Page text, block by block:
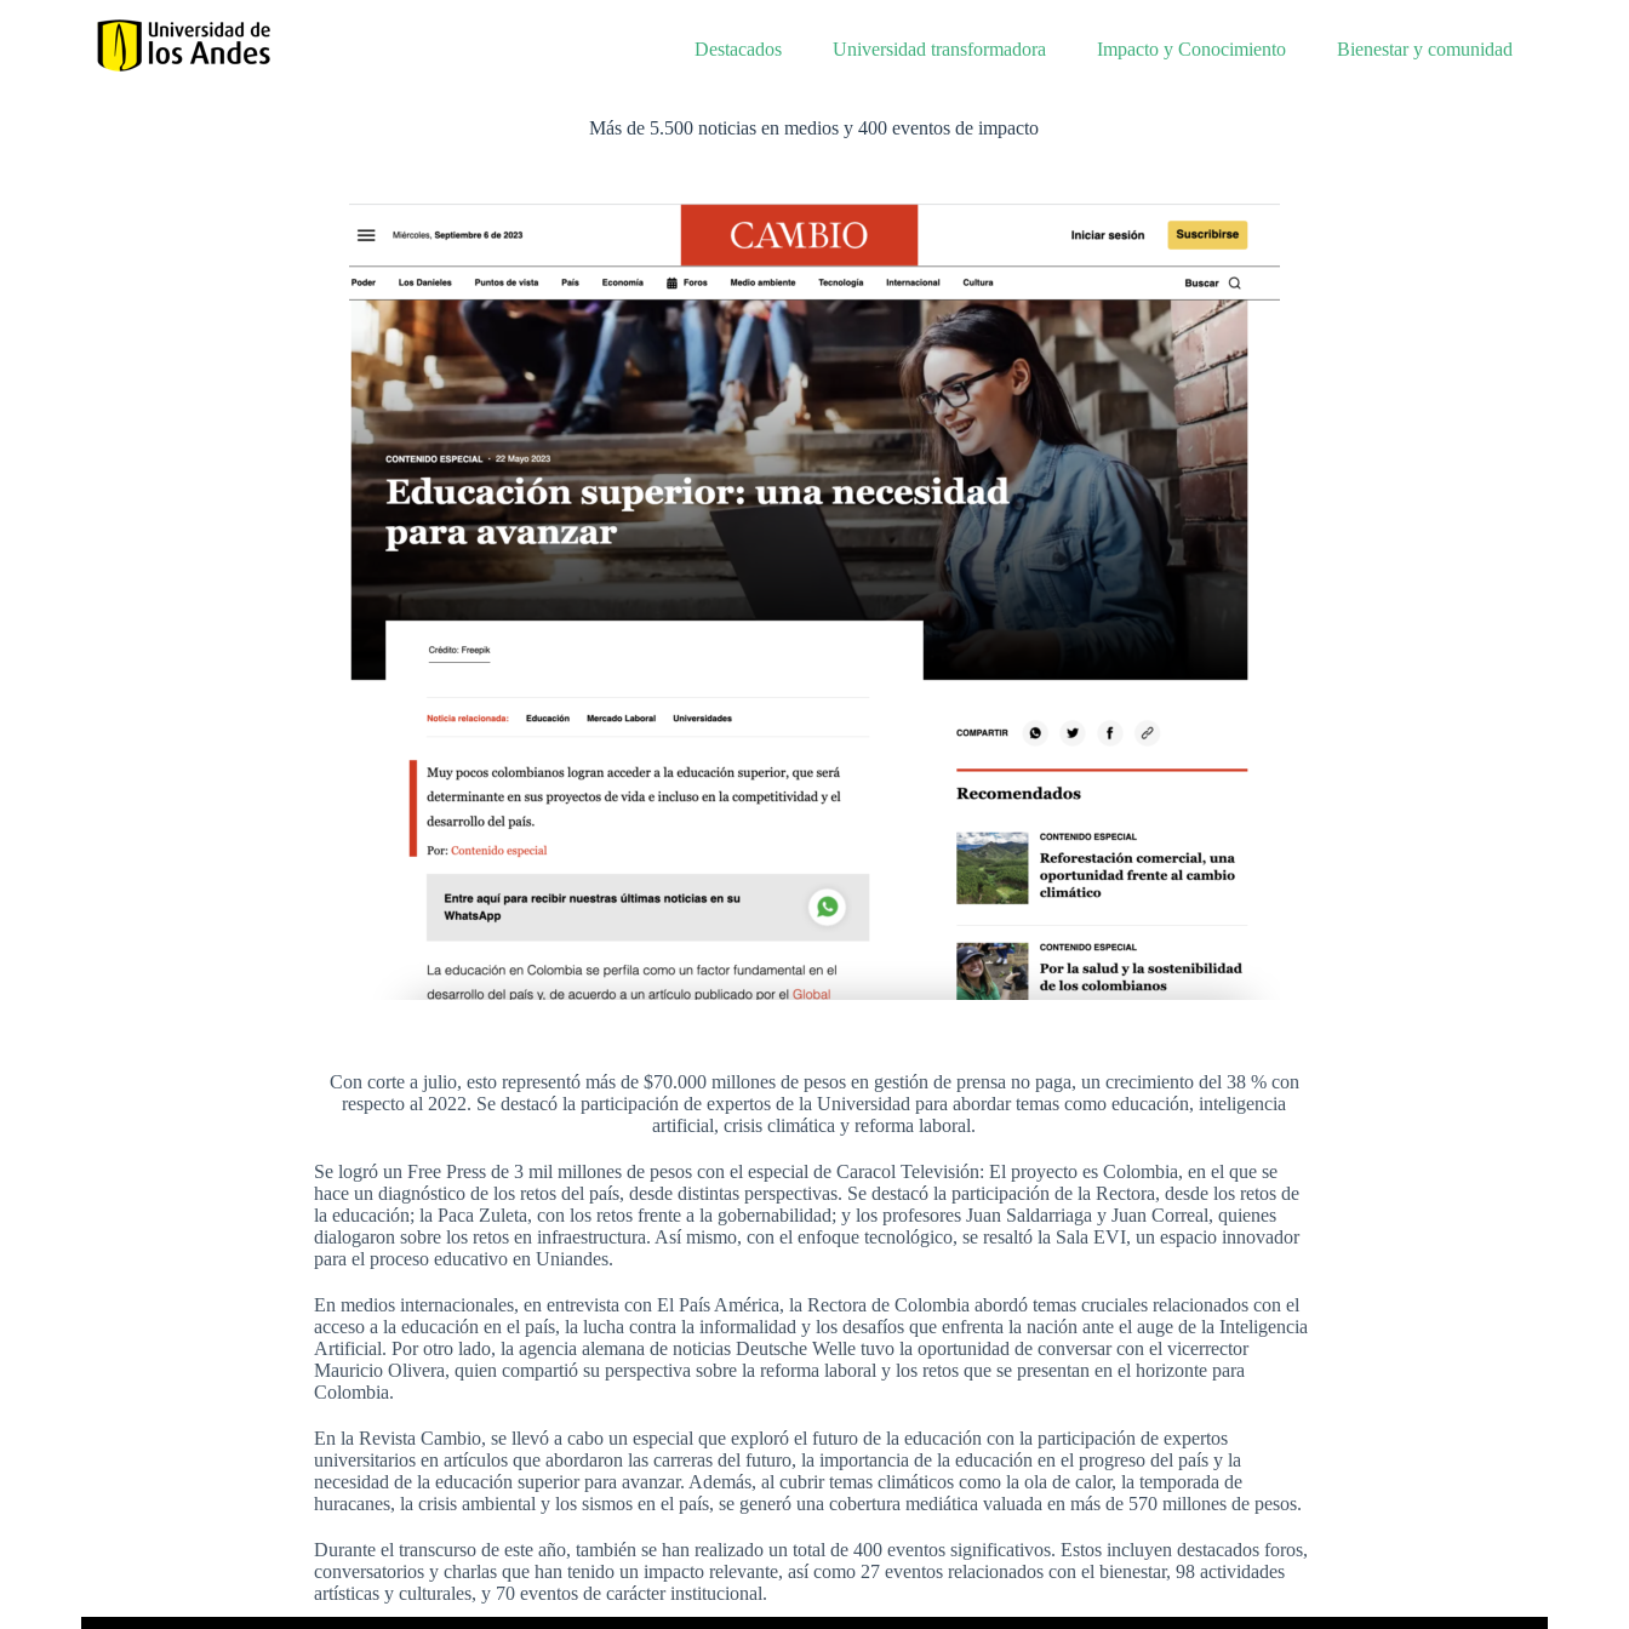
Destacados Universidad transformadora Impacto y Conocimiento Bienestar y comunidad
Más de 5.500 noticias en medios y 400 eventos de impacto​
Con corte a julio, esto representó más de $70.000 millones de pesos en gestión de prensa no paga, un crecimiento del 38 % con
respecto al 2022. Se destacó la participación de expertos de la Universidad para abordar temas como educación, inteligencia
artificial, crisis climática y reforma laboral.
Se logró un Free Press de 3 mil millones de pesos con el especial de Caracol Televisión: El proyecto es Colombia, en el que se
hace un diagnóstico de los retos del país, desde distintas perspectivas. Se destacó la participación de la Rectora, desde los retos de
la educación; la Paca Zuleta, con los retos frente a la gobernabilidad; y los profesores Juan Saldarriaga y Juan Correal, quienes
dialogaron sobre los retos en infraestructura. Así mismo, con el enfoque tecnológico, se resaltó la Sala EVI, un espacio innovador
para el proceso educativo en Uniandes.
En medios internacionales, en entrevista con El País América, la Rectora de Colombia abordó temas cruciales relacionados con el
acceso a la educación en el país, la lucha contra la informalidad y los desafíos que enfrenta la nación ante el auge de la Inteligencia
Artificial. Por otro lado, la agencia alemana de noticias Deutsche Welle tuvo la oportunidad de conversar con el vicerrector
Mauricio Olivera, quien compartió su perspectiva sobre la reforma laboral y los retos que se presentan en el horizonte para
Colombia.
En la Revista Cambio, se llevó a cabo un especial que exploró el futuro de la educación con la participación de expertos
universitarios en artículos que abordaron las carreras del futuro, la importancia de la educación en el progreso del país y la
necesidad de la educación superior para avanzar. Además, al cubrir temas climáticos como la ola de calor, la temporada de
huracanes, la crisis ambiental y los sismos en el país, se generó una cobertura mediática valuada en más de 570 millones de pesos.
Durante el transcurso de este año, también se han realizado un total de 400 eventos significativos. Estos incluyen destacados foros,
conversatorios y charlas que han tenido un impacto relevante, así como 27 eventos relacionados con el bienestar, 98 actividades
artísticas y culturales, y 70 eventos de carácter institucional.